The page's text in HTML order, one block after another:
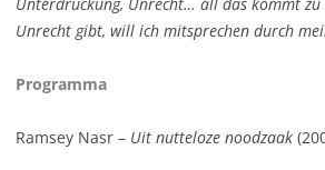
JAARPROGRAMMA
Unrecht gibt, will ich mitsprechen durch
Programma
Ramsey Nasr – Uit nutteloze noodzaak